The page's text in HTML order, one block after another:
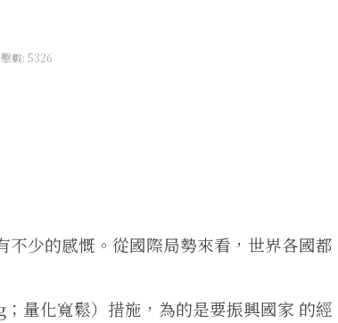
數: 5326
少的感慨。從國際局勢來看，世界各國都
量化寬鬆）措施，為的是要振興國家 的經